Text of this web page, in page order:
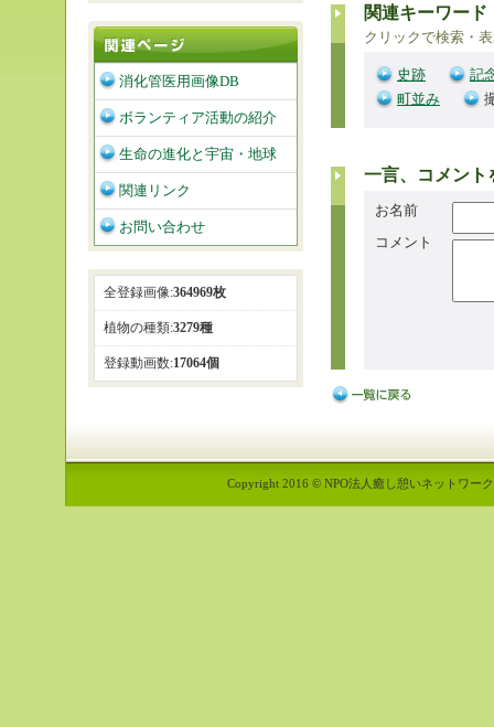
関連キーワード
クリックで検索・
史跡
記
町並み
一言、コメント
お名前
コメント
消化管医用画像DB
ボランティア活動の紹介
生命の進化と宇宙・地球
関連リンク
お問い合わせ
全登録画像:364969枚
植物の種類:3279種
登録動画数:17064個
Copyright 2016 © NPO法人癒し憩いネットワー